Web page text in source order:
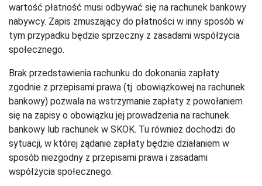
wartość płatność musi odbywać się na rachunek bankowy
nabywcy. Zapis zmuszający do płatności w inny sposób w
tym przypadku będzie sprzeczny z zasadami współżycia
społecznego.
Brak przedstawienia rachunku do dokonania zapłaty
zgodnie z przepisami prawa (tj. obowiązkowej na rachunek
bankowy) pozwala na wstrzymanie zapłaty z powołaniem
się na zapisy o obowiązku jej prowadzenia na rachunek
bankowy lub rachunek w SKOK. Tu również dochodzi do
sytuacji, w której żądanie zapłaty będzie działaniem w
sposób niezgodny z przepisami prawa i zasadami
współżycia społecznego.